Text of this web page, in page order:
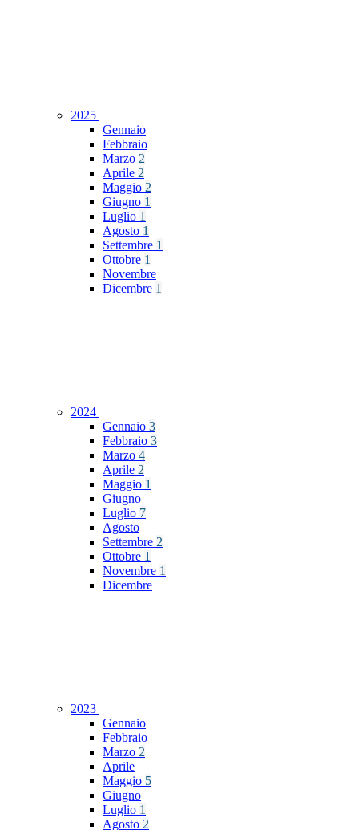
2025
Gennaio
Febbraio
Marzo 2
Aprile 2
Maggio 2
Giugno 1
Luglio 1
Agosto 1
Settembre 1
Ottobre 1
Novembre
Dicembre 1
2024
Gennaio 3
Febbraio 3
Marzo 4
Aprile 2
Maggio 1
Giugno
Luglio 7
Agosto
Settembre 2
Ottobre 1
Novembre 1
Dicembre
2023
Gennaio
Febbraio
Marzo 2
Aprile
Maggio 5
Giugno
Luglio 1
Agosto 2